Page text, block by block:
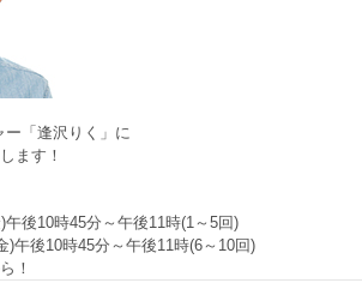
ー「逢沢りく」に
ます！
後10時45分～午後11時(1～5回)
)午後10時45分～午後11時(6～10回)
！